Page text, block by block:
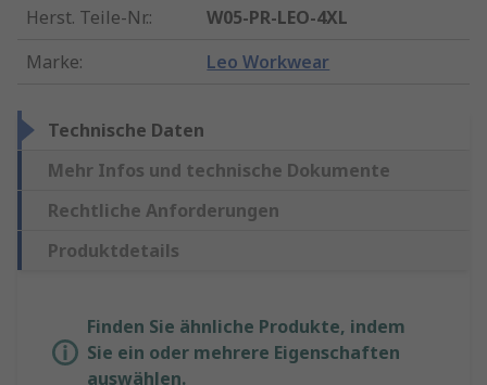
Herst. Teile-Nr.:
W05-PR-LEO-4XL
Marke: Leo Workwear
Technische Daten
Mehr Infos und technische Dokumente
Rechtliche Anforderungen
Produktdetails
Finden Sie ähnliche Produkte, indem
Sie ein oder mehrere Eigenschaften
auswählen.